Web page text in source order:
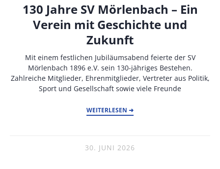
130 Jahre SV Mörlenbach – Ein
Verein mit Geschichte und
Zukunft
Mit einem festlichen Jubiläumsabend feierte der SV
Mörlenbach 1896 e.V. sein 130-jähriges Bestehen.
Zahlreiche Mitglieder, Ehrenmitglieder, Vertreter aus Politik,
Sport und Gesellschaft sowie viele Freunde
WEITERLESEN ➜
30. JUNI 2026